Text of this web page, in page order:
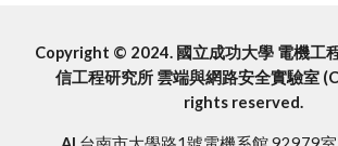
Copyright © 2024. 國立成功大學 電機工
信工程研究所 雲端與網路安全實驗室
rights reserved.